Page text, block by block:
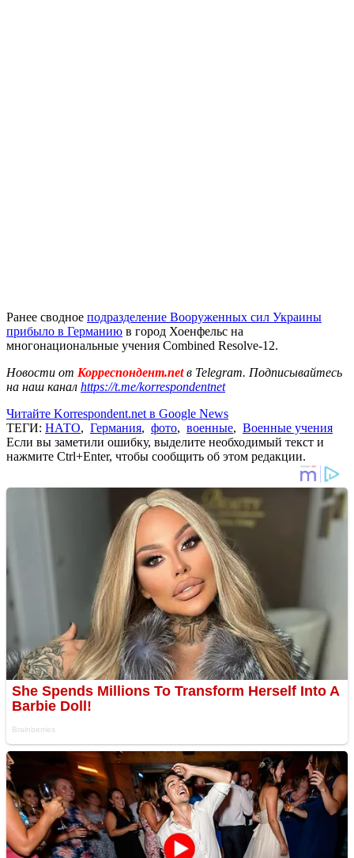
Ранее сводное подразделение Вооруженных сил Украины
прибыло в Германию в город Хоенфельс на
многонациональные учения Combined Resolve-12.
Новости от Корреспондент.netв Telegram. Подписывайтесь
на наш канал https://t.me/korrespondentnet
Читайте Korrespondent.net в Google News
ТЕГИ: НАТО, Германия, фото, военные, Военные учения
Если вы заметили ошибку, выделите необходимый текст и
нажмите Ctrl+Enter, чтобы сообщить об этом редакции.